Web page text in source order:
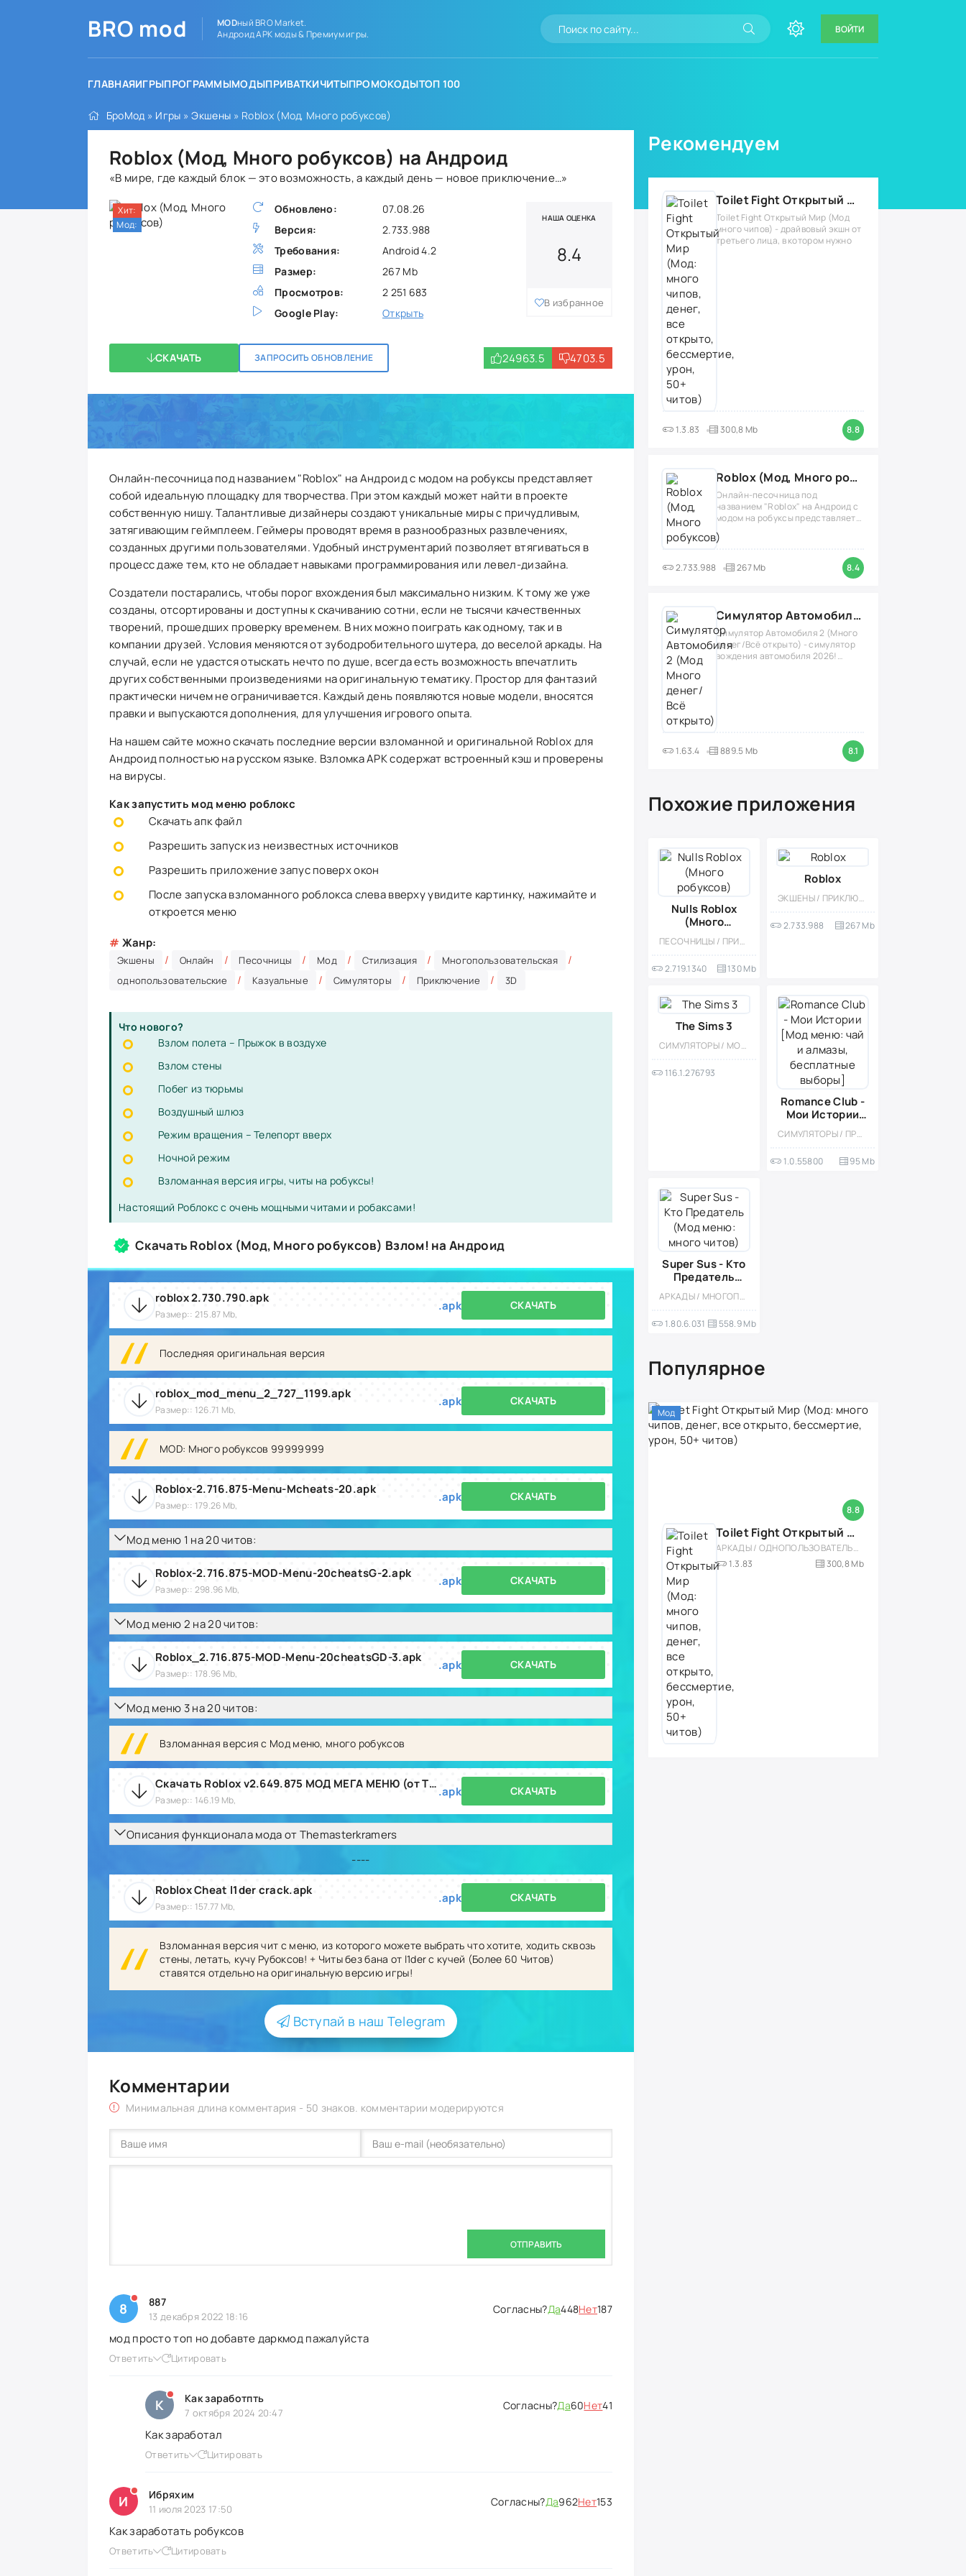
BRO mod MODный BRO Market.
Андроид APK моды & Премиум игры.
ВОЙТИ
ГЛАВНАЯИГРЫПРОГРАММЫМОДЫПРИВАТКИЧИТЫПРОМОКОДЫТОП 100
БроМод » Игры »Экшены » Roblox (Мод, Много робуксов)
Roblox (Мод, Много робуксов) на Андроид
«В мире, где каждый блок — это возможность, а каждый день — новое приключение…»
Обновлено:
07.08.26
Версия:
2.733.988
Требования:
Android 4.2
Размер:
267 Mb
Просмотров:
2 251 683
Google Play:
Открыть
НАША ОЦЕНКА
8.4
В избранное
СКАЧАТЬ ЗАПРОСИТЬ ОБНОВЛЕНИЕ 24963.5 4703.5
Хит:
Мод:
Онлайн-песочница под названием "Roblox" на Андроид с модом на робуксы представляет
собой идеальную площадку для творчества. При этом каждый может найти в проекте
собственную нишу. Талантливые дизайнеры создают уникальные миры с причудливым,
затягивающим геймплеем. Геймеры проводят время в разнообразных развлечениях,
созданных другими пользователями. Удобный инструментарий позволяет втягиваться в
процесс даже тем, кто не обладает навыками программирования или левел-дизайна.
Создатели постарались, чтобы порог вхождения был максимально низким. К тому же уже
созданы, отсортированы и доступны к скачиванию сотни, если не тысячи качественных
творений, прошедших проверку временем. В них можно поиграть как одному, так и в
компании друзей. Условия меняются от зубодробительного шутера, до веселой аркады. На
случай, если не удастся отыскать нечто по душе, всегда есть возможность впечатлить
других собственными произведениями на оригинальную тематику. Простор для фантазий
практически ничем не ограничивается. Каждый день появляются новые модели, вносятся
правки и выпускаются дополнения, для улучшения игрового опыта.
На нашем сайте можно скачать последние версии взломанной и оригинальной Roblox для
Андроид полностью на русском языке. Взломка APK содержат встроенный кэш и проверены
на вирусы.
Как запустить мод меню роблокс
Скачать апк файл
Разрешить запуск из неизвестных источников
Разрешить приложение запус поверх окон
После запуска взломанного роблокса слева вверху увидите картинку, нажимайте и
откроется меню
# Жанр:
Экшены / Онлайн / Песочницы / Мод / Стилизация / Многопользовательская /
однопользовательские / Казуальные / Симуляторы / Приключение / 3D
Что нового?
Взлом полета – Прыжок в воздухе
Взлом стены
Побег из тюрьмы
Воздушный шлюз
Режим вращения – Телепорт вверх
Ночной режим
Взломанная версия игры, читы на робуксы!
Настоящий Роблокс с очень мощными читами и робаксами!
Скачать Roblox (Мод, Много робуксов) Взлом! на Андроид
roblox 2.730.790.apk
Размер:: 215.87 Mb,
.apk СКАЧАТЬ
Последняя оригинальная версия
roblox_mod_menu_2_727_1199.apk
Размер:: 126.71 Mb,
.apk СКАЧАТЬ
MOD: Много робуксов 99999999
Roblox-2.716.875-Menu-Mcheats-20.apk
Размер:: 179.26 Mb,
.apk СКАЧАТЬ
Мод меню 1 на 20 читов:
Roblox-2.716.875-MOD-Menu-20cheatsG-2.apk
Размер:: 298.96 Mb,
.apk СКАЧАТЬ
Мод меню 2 на 20 читов:
Roblox_2.716.875-MOD-Menu-20cheatsGD-3.apk
Размер:: 178.96 Mb,
.apk СКАЧАТЬ
Мод меню 3 на 20 читов:
Взломанная версия с Мод меню, много робуксов
Скачать Roblox v2.649.875 МОД МЕГА МЕНЮ (от Themasterkramers).apk
Размер:: 146.19 Mb,
.apk СКАЧАТЬ
Описания функционала мода от Themasterkramers
----
Roblox Cheat l1der crack.apk
Размер:: 157.77 Mb,
.apk СКАЧАТЬ
Взломанная версия чит с меню, из которого можете выбрать что хотите, ходить сквозь
стены, летать, кучу Рубоксов! + Читы без бана от l1der с кучей (Более 60 Читов)
ставятся отдельно наоригинальную версию игры!
Вступай в наш Telegram
Комментарии
Минимальная длина комментария - 50 знаков. комментарии модерируются
ОТПРАВИТЬ
8 887
13 декабря 2022 18:16
Да448Нет187
мод просто топ но добавте даркмод пажалуйста
Ответить Цитировать
К Как заработпть
7 октября 2024 20:47
Да60Нет41
Как заработал
Ответить Цитировать
И Ибряхим
11 июля 2023 17:50
Да962Нет153
Как заработать робуксов
Ответить Цитировать
Рекомендуем
Toilet Fight Открытый Мир (Мод: много чипов, денег, все открыто, бессмертие, урон, 50+ читов)
Toilet Fight Открытый Мир (Мод
много чипов) - драйвовый экшн от
третьего лица, в котором нужно
1.3.83 300,8 Mb 8.8
Roblox (Мод, Много робуксов)
Онлайн-песочница под
названием "Roblox" на Андроид с
модом на робуксы представляет
собой
2.733.988 267 Mb 8.4
Симулятор Автомобиля 2 (Мод Много денег/Всё открыто)
Симулятор Автомобиля 2 (Много
денег/Всё открыто) - симулятор
вождения автомобиля 2026!
1.63.4 889.5 Mb 8.1
Похожие приложения
Nulls Roblox
(Много
робуксов)
ПЕСОЧНИЦЫ / ПРИВАТКИ / ПРИКЛЮЧЕНИЕ / МНОГОПОЛЬЗОВАТЕЛЬСКАЯ / ОТ ПЕРВОГО ЛИЦА / ПЛАТФОРМЕРЫ
2.719.1340 130 Mb
Roblox
ЭКШЕНЫ / ПРИКЛЮЧЕНИЕ / 3D / СИМУЛЯТОРЫ / ПЕСОЧНИЦЫ / КАЗУАЛЬНЫЕ / ОДНОПОЛЬЗОВАТЕЛЬСКИЕ / МНОГОПОЛЬЗОВАТЕЛЬСКАЯ / СОРЕВНОВАТЕЛЬНАЯ / СТИЛИЗАЦИЯ / ПЛАТФОРМЕРЫ
2.733.988 267 Mb
The Sims 3
СИМУЛЯТОРЫ / МОД / ДЕВОЧКАМ / КАЗУАЛЬНЫЕ / СИМУЛЯТОРЫ ЖИЗНИ / ОДНОПОЛЬЗОВАТЕЛЬСКИЕ / ОФЛАЙН / ВСТРОЕННЫЙ КЕШ
116.1.276793
Romance Club -
Мои Истории
[Мод меню: чай
и алмазы,
выборы]
СИМУЛЯТОРЫ / ПРИКЛЮЧЕНИЕ / СТИЛИЗАЦИЯ / КАЗУАЛЬНЫЕ / ОДНОПОЛЬЗОВАТЕЛЬСКИЕ / ОФЛАЙН / МАЛЕНЬКАЯ / МОД
1.0.55800 95 Mb
Super Sus - Кто
Предатель
(Мод меню:
много читов)АРКАДЫ / МНОГОПОЛЬЗОВАТЕЛЬСКАЯ / СТРАТЕГИИ / КАЗУАЛЬНЫЕ / СТИЛИЗАЦИЯ / СОРЕВНОВАТЕЛЬНАЯ / МОД / ВСТРОЕННЫЙ КЕШ
1.80.6.031 558.9 Mb
Популярное
8.8
Мод
Toilet Fight Открытый Мир (Мод: много чипов, денег, все открыто, бессмертие, урон, 50+ читов)
АРКАДЫ / ОДНОПОЛЬЗОВАТЕЛЬСКИЕ / ОФЛАЙН / МОД / РОЛЕВЫЕ / ШУТЕРЫ / ОТКРЫТЫЙ МИР / ВСТРОЕННЫЙ КЕШ / 3D / ЭКШЕНЫ / ТУАЛЕТНЫЕ ВОЙНЫ / ДЛЯ ДЕТЕЙ
1.3.83
300,8 Mb